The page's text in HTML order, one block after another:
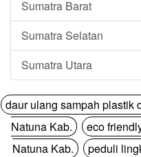
Sumatra Barat
Sumatra Selatan
Sumatra Utara
daur ulang sampah plastik
Natuna Kab.
eco
Natuna Kab.
peduli